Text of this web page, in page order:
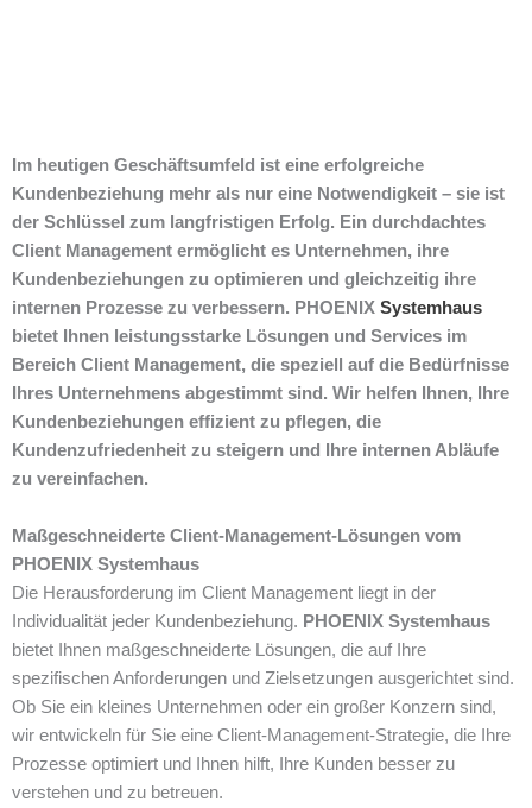
Im heutigen Geschäftsumfeld ist eine erfolgreiche
Kundenbeziehung mehr als nur eine Notwendigkeit – sie ist
der Schlüssel zum langfristigen Erfolg. Ein durchdachtes
Client Management ermöglicht es Unternehmen, ihre
Kundenbeziehungen zu optimieren und gleichzeitig ihre
internen Prozesse zu verbessern. PHOENIX Systemhaus
bietet Ihnen leistungsstarke Lösungen und Services im
Bereich Client Management, die speziell auf die Bedürfnisse
Ihres Unternehmens abgestimmt sind. Wir helfen Ihnen, Ihre
Kundenbeziehungen effizient zu pflegen, die
Kundenzufriedenheit zu steigern und Ihre internen Abläufe
zu vereinfachen.
Maßgeschneiderte Client-Management-Lösungen vom
PHOENIX Systemhaus
Die Herausforderung im Client Management liegt in der
Individualität jeder Kundenbeziehung. PHOENIX Systemhaus
bietet Ihnen maßgeschneiderte Lösungen, die auf Ihre
spezifischen Anforderungen und Zielsetzungen ausgerichtet sind.
Ob Sie ein kleines Unternehmen oder ein großer Konzern sind,
wir entwickeln für Sie eine Client-Management-Strategie, die Ihre
Prozesse optimiert und Ihnen hilft, Ihre Kunden besser zu
verstehen und zu betreuen.